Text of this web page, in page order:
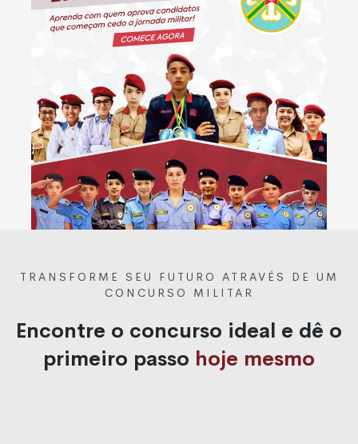
TRANSFORME SEU FUTURO ATRAVÉS DE UM
CONCURSO MILITAR
Encontre o concurso ideal e dê o
primeiro passo hoje mesmo